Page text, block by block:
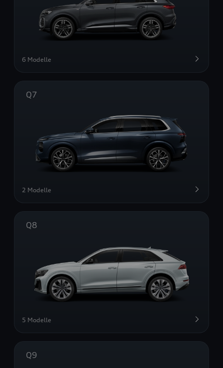
6 Modelle
Q7
2 Modelle
Q8
5 Modelle
Q9